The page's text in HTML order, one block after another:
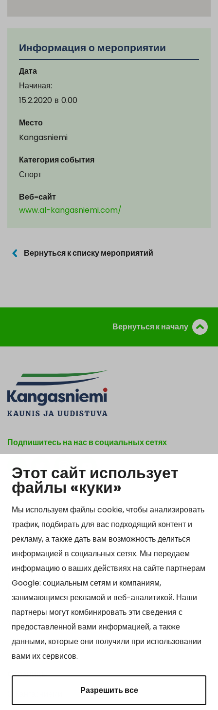
Этот сайт использует
файлы «куки»
Мы используем файлы cookie, чтобы анализировать
трафик, подбирать для вас подходящий контент и
рекламу, а также дать вам возможность делиться
информацией в социальных сетях. Мы передаем
информацию о ваших действиях на сайте партнерам
Google: социальным сетям и компаниям,
занимающимся рекламой и веб-аналитикой. Наши
партнеры могут комбинировать эти сведения с
предоставленной вами информацией, а также
данными, которые они получили при использовании
вами их сервисов.
Разрешить все
Информация о мероприятии
Дата
Начиная:
15.2.2020 в 0.00
Место
Kangasniemi
Категория события
Спорт
Веб-сайт
www.al-kangasniemi.com/
Вернуться к списку мероприятий
Вернуться к началу
Подпишитесь на нас в социальных сетях
Show my cookie settings
Kangasniemen kunta
Otto Mannisen tie 2
51200 Kangasniemi
kirjaamo@kangasniemi.fi
Puh. 040 719 9370
Y-tunnus 0164690-3
Cтраницы